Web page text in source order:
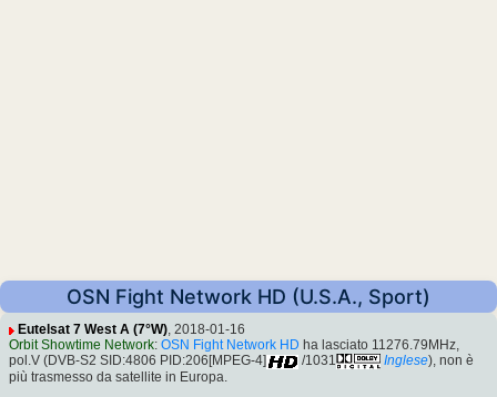
OSN Fight Network HD (U.S.A., Sport)
Eutelsat 7 West A (7°W), 2018-01-16
Orbit Showtime Network: OSN Fight Network HD ha lasciato 11276.79MHz,
pol.V (DVB-S2 SID:4806 PID:206[MPEG-4]
/1031 Inglese), non è
più trasmesso da satellite in Europa.